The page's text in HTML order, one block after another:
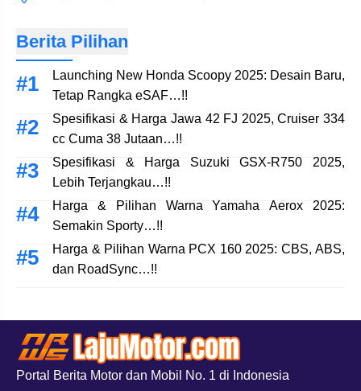
Berita Pilihan
Launching New Honda Scoopy 2025: Desain Baru,
Tetap Rangka eSAF…!!
Spesifikasi & Harga Jawa 42 FJ 2025, Cruiser 334
cc Cuma 38 Jutaan…!!
Spesifikasi & Harga Suzuki GSX-R750 2025,
Lebih Terjangkau…!!
Harga & Pilihan Warna Yamaha Aerox 2025:
Semakin Sporty…!!
Harga & Pilihan Warna PCX 160 2025: CBS, ABS,
dan RoadSync…!!
Portal Berita Motor dan Mobil No. 1 di Indonesia